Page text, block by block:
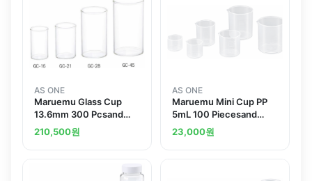
AS ONE
Maruemu Glass Cup
13.6mm 300 Pcsand
others
210,500원
AS ONE
Maruemu Mini Cup PP
5mL 100 Piecesand
others
23,000원